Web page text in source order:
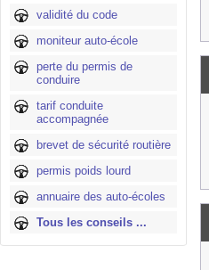
validité du code
moniteur auto-école
perte du permis de
conduire
tarif conduite
accompagnée
brevet de sécurité routière
permis poids lourd
annuaire des auto-écoles
Tous les conseils ...